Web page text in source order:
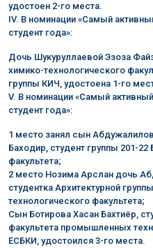
удостоен 2-го места.
IV. В номинации «Самый
студент года»:
Дочь Шукуруллаевой Эзоза
химико-технологического
группы КИЧ, удостоена 1-го
V. В номинации «Самый
студент года»:
1 место занял сын
Баходир, студент группы 201-22
факультета;
2 место Нозима Арслан дочь
студентка Архитектурной
технологического факультета;
Сын Ботирова Хасан Бахтиёр,
факультета промышленных
ЕСБКИ, удостоился 3-го места.